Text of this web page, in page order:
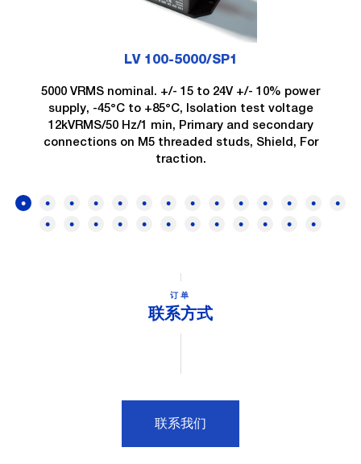
LV 100-5000/SP1
5000 VRMS nominal. +/- 15 to 24V +/- 10% power
supply, -45°C to +85°C, Isolation test voltage
12kVRMS/50 Hz/1 min, Primary and secondary
connections on M5 threaded studs, Shield, For
traction.
订单
联系方式
联系我们